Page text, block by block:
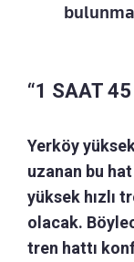
“1 SAAT 45
Yerköy
uzanan bu
yüksek hızlı
olacak.
tren hattı